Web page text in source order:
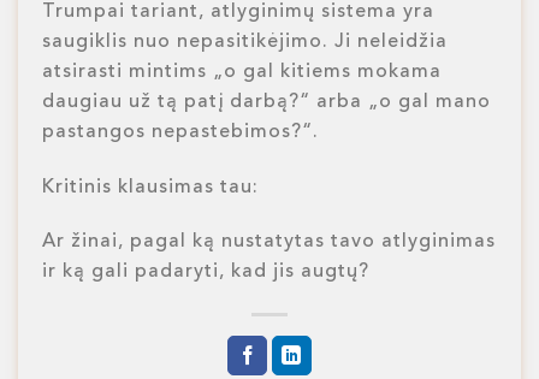
Trumpai tariant, atlyginimų sistema yra
saugiklis nuo nepasitikėjimo. Ji neleidžia
atsirasti mintims „o gal kitiems mokama
daugiau už tą patį darbą?“ arba „o gal mano
pastangos nepastebimos?“.
Kritinis klausimas tau:
Ar žinai, pagal ką nustatytas tavo atlyginimas
ir ką gali padaryti, kad jis augtų?